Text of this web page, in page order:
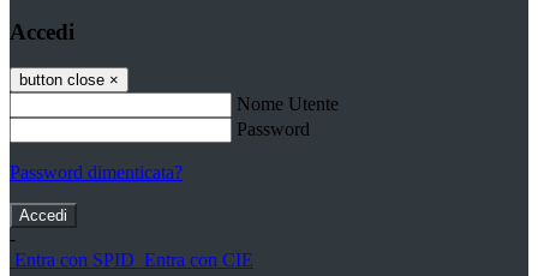
Accedi
button close ×
Nome Utente
Password
Password dimenticata?
-
Entra con SPID Entra con CIE